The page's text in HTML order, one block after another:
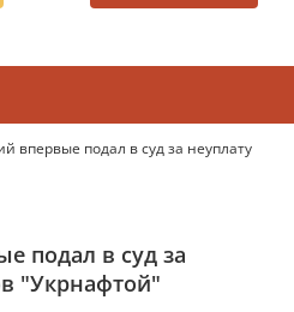
впервые подал в суд за неуплату
подал в суд за
"Укрнафтой"